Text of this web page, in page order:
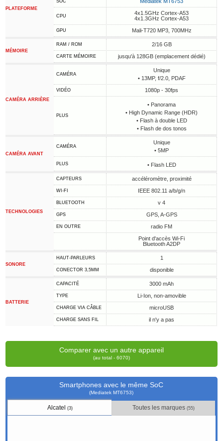
PLATEFORME
SOC
CPU
4x1.5GHz Cortex-A53
4x1.3GHz Cortex-A53
GPU Mali-T720 MP3, 700MHz
MÉMOIRE
RAM / ROM 2/16 GB
CARTE MÉMOIRE jusqu'à 128GB (emplacement dédié)
CAMÉRA ARRIÈRE
CAMÉRA
Unique
• 13MP, f/2.0, PDAF
VIDÉO 1080p - 30fps
PLUS
• Panorama
• High Dynamic Range (HDR)
• Flash à double LED
• Flash de dos tonos
CAMÉRA AVANT
CAMÉRA
Unique
• 5MP
PLUS • Flash LED
TECHNOLOGIES
CAPTEURS accéléromètre, proximité
WI-FI IEEE 802.11 a/b/g/n
BLUETOOTH v 4
GPS GPS, A-GPS
EN OUTRE
radio FM
Point d'accès Wi-Fi
Bluetooth A2DP
SONORE
HAUT-PARLEURS 1
CONECTOR 3,5MM disponible
BATTERIE
CAPACITÉ 3000 mAh
TYPE Li-Ion, non-amovible
CHARGE VIA CÂBLE microUSB
CHARGE SANS FIL il n'y a pas
Comparer avec un autre appareil
(au total - 6070)
Smartphones avec le même SoC
(Mediatek MT6753)
Alcatel (3) Toutes les marques(55)